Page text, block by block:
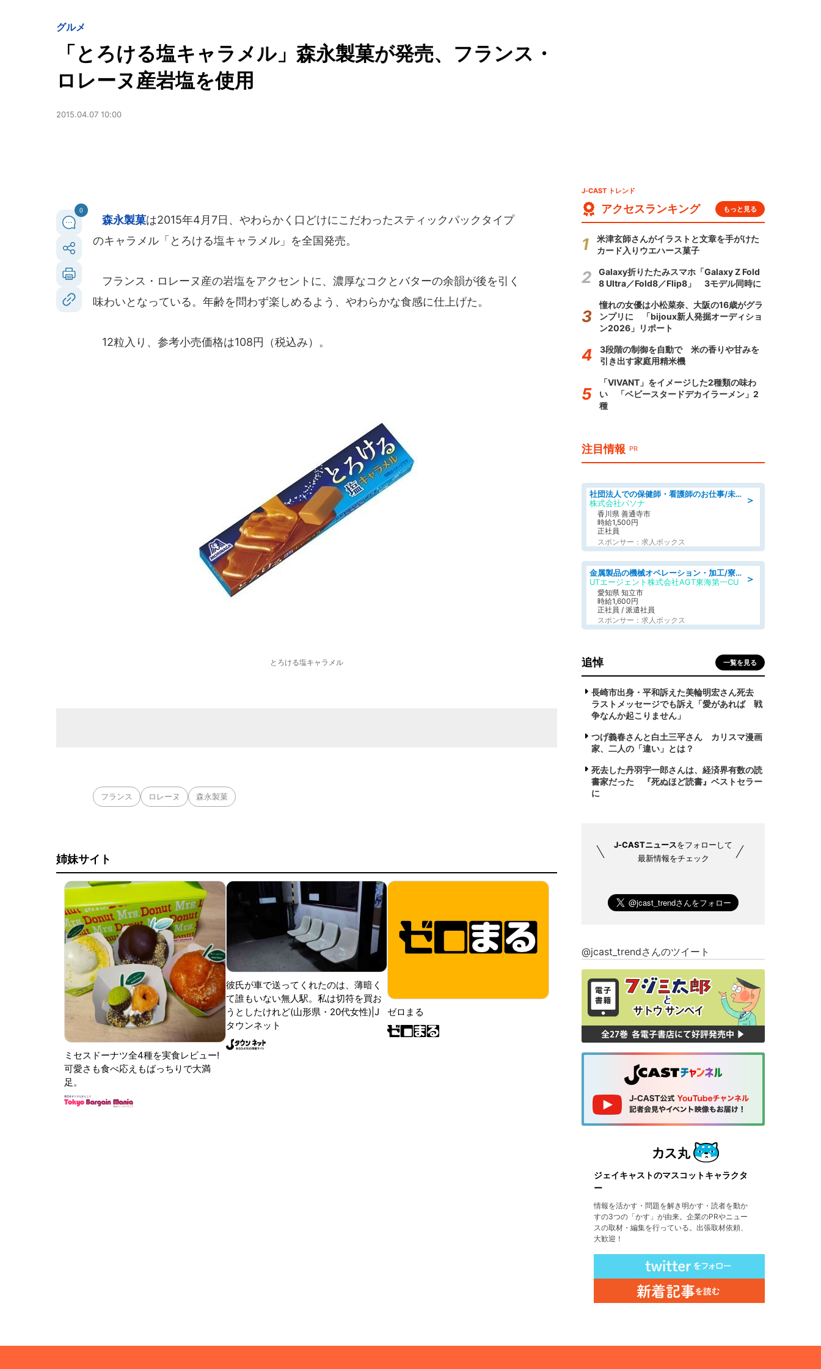
グルメ
「とろける塩キャラメル」森永製菓が発売、フランス・
ロレーヌ産岩塩を使用
2015.04.07 10:00
0
森永製菓は2015年4月7日、やわらかく口どけにこだわったスティックパックタイプ
のキャラメル「とろける塩キャラメル」を全国発売。
フランス・ロレーヌ産の岩塩をアクセントに、濃厚なコクとバターの余韻が後を引く
味わいとなっている。年齢を問わず楽しめるよう、やわらかな食感に仕上げた。
12粒入り、参考小売価格は108円（税込み）。
とろける塩キャラメル
フランス ロレーヌ 森永製菓
姉妹サイト
ミセスドーナツ全4種を実食レビュー!
可愛さも食べ応えもばっちりで大満
足。
彼氏が車で送ってくれたのは、薄暗く
て誰もいない無人駅。私は切符を買お
うとしたけれど(山形県・20代女性)|J
タウンネット
ゼロまる
J-CAST トレンド
アクセスランキング もっと見る
米津玄師さんがイラストと文章を手がけた
カード入りウエハース菓子
Galaxy折りたたみスマホ「Galaxy Z Fold
8 Ultra／Fold8／Flip8」 3モデル同時に
憧れの女優は小松菜奈、大阪の16歳がグラ
ンプリに 「bijoux新人発掘オーディショ
ン2026」リポート
3段階の制御を自動で 米の香りや甘みを
引き出す家庭用精米機
「VIVANT」をイメージした2種類の味わ
い 「ベビースタードデカイラーメン」2
種
注目情報 PR
＞
社団法人での保健師・看護師のお仕事/未経験OK/要資格:普通免許、保健師、正看護師
株式会社パソナ
香川県 善通寺市
時給1,500円
正社員
スポンサー：求人ボックス
＞
金属製品の機械オペレーション・加工/寮完備/日払い/工場・製造
UTエージェント株式会社AGT東海第一CU
愛知県 知立市
時給1,600円
正社員 / 派遣社員
スポンサー：求人ボックス
追悼 一覧を見る
長崎市出身・平和訴えた美輪明宏さん死去
ラストメッセージでも訴え「愛があれば 戦
争なんか起こりません」
つげ義春さんと白土三平さん カリスマ漫画
家、二人の「違い」とは？
死去した丹羽宇一郎さんは、経済界有数の読
書家だった 『死ぬほど読書』ベストセラー
に
J-CASTニュースをフォローして
最新情報をチェック
@jcast_trendさんのツイート
ジェイキャストのマスコットキャラクタ
ー
情報を活かす・問題を解き明かす・読者を動か
すの3つの「かす」が由来。企業のPRやニュー
スの取材・編集を行っている。出張取材依頼、
大歓迎！